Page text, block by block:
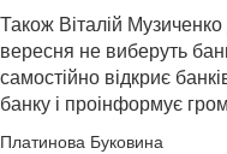
Також Віталій
вересня не виберуть
самостійно відкриє
банку і проінформує
Платинова Буковина